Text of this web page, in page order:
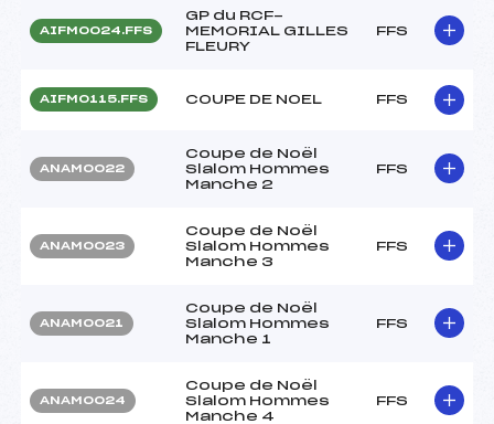
AIFM0024.FFS
GP du RCF-
MEMORIAL GILLES
FLEURY
FFS
AIFM0115.FFS COUPE DE NOEL FFS
ANAM0022
Coupe de Noël
Slalom Hommes
Manche 2
FFS
ANAM0023
Coupe de Noël
Slalom Hommes
Manche 3
FFS
ANAM0021
Coupe de Noël
Slalom Hommes
Manche 1
FFS
ANAM0024
Coupe de Noël
Slalom Hommes
Manche 4
FFS